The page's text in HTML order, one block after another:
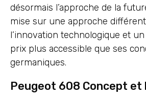
désormais l’approche de la
mise sur une approche
l’innovation technologique et
prix plus accessible que ses
germaniques.
Peugeot 608 Concept et